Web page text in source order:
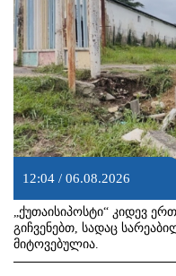
12:04 / 06.08.2026
„ქუთაისიპოსტი“ კიდევ
გიჩვენებთ, სადაც
მიტოვებულია.